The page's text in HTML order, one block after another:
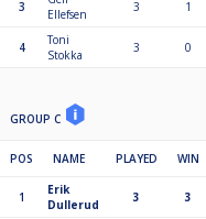
3
Ellefsen
3 1
4
Toni
Stokka
3 0
GROUP C
POS NAME PLAYED WIN
1
Erik
Dullerud
3 3